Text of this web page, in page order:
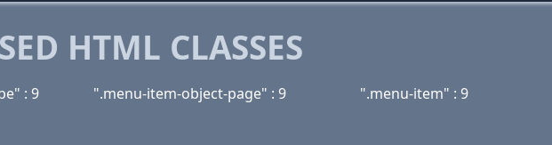
HTML CLASSES
: 9 ".menu-item-object-page" : 9
".menu-item" : 9